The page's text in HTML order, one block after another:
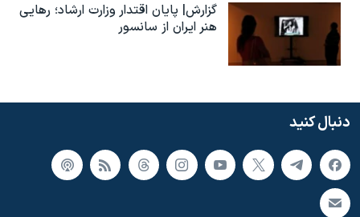
گزارش| پایان اقتدار وزارت ارشاد؛ رهایی
هنر ایران از سانسور
دنبال کنید